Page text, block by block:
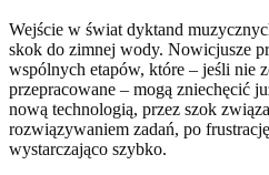
Wejście w świat dyktand
skok do zimnej wody. Nowicjusze
wspólnych etapów, które – jeśli nie
przepracowane – mogą zniechęcić
nową technologią, przez szok
rozwiązywaniem zadań, po
wystarczająco szybko.